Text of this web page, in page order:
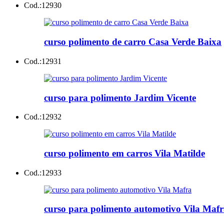
Cod.:12930
curso polimento de carro Casa Verde Baixa
Cod.:12931
curso para polimento Jardim Vicente
Cod.:12932
curso polimento em carros Vila Matilde
Cod.:12933
curso para polimento automotivo Vila